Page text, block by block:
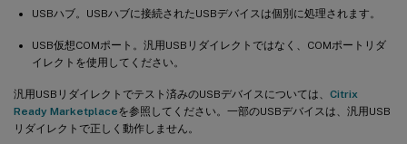
USBハブ。USBハブに接続されたUSBデバイスは個別に処理されます。
USB仮想COMポート。汎用USBリダイレクトではなく、COMポートリダ
イレクトを使用してください。
汎用USBリダイレクトでテスト済みのUSBデバイスについては、 Citrix
Ready Marketplaceを参照してください。一部のUSBデバイスは、汎用USB
リダイレクトで正しく動作しません。